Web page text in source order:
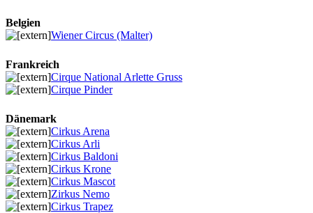
Belgien
Wiener Circus (Malter)
Frankreich
Cirque National Arlette Gruss
Cirque Pinder
Dänemark
Cirkus Arena
Cirkus Arli
Cirkus Baldoni
Cirkus Krone
Cirkus Mascot
Zirkus Nemo
Cirkus Trapez